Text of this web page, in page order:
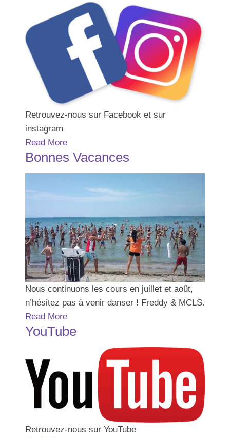
Retrouvez-nous sur Facebook et sur
instagram
Read More
Bonnes Vacances
Nous continuons les cours en juillet et août,
n’hésitez pas à venir danser ! Freddy & MCLS.
Read More
YouTube
Retrouvez-nous sur YouTube